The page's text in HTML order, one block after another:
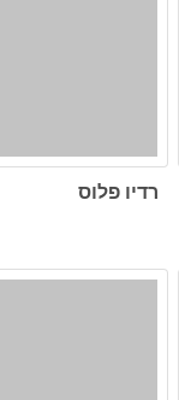
רדיו פלוס